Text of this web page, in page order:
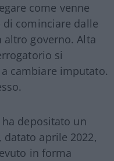
come venne
di cominciare dalle
altro governo. Alta
si
cambiare imputato.
ha depositato un
, datato aprile 2022,
in forma